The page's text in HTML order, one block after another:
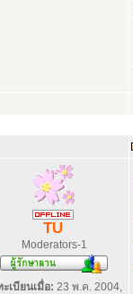
TU
Moderators-1
ะเบียนเมื่อ: 23 พ.ค. 2004,